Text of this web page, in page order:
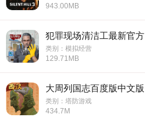
943.00MB
犯罪现场清洁工最新官方
类别：模拟经营
129.71MB
大周列国志百度版中文版
类别：塔防游戏
434.7M